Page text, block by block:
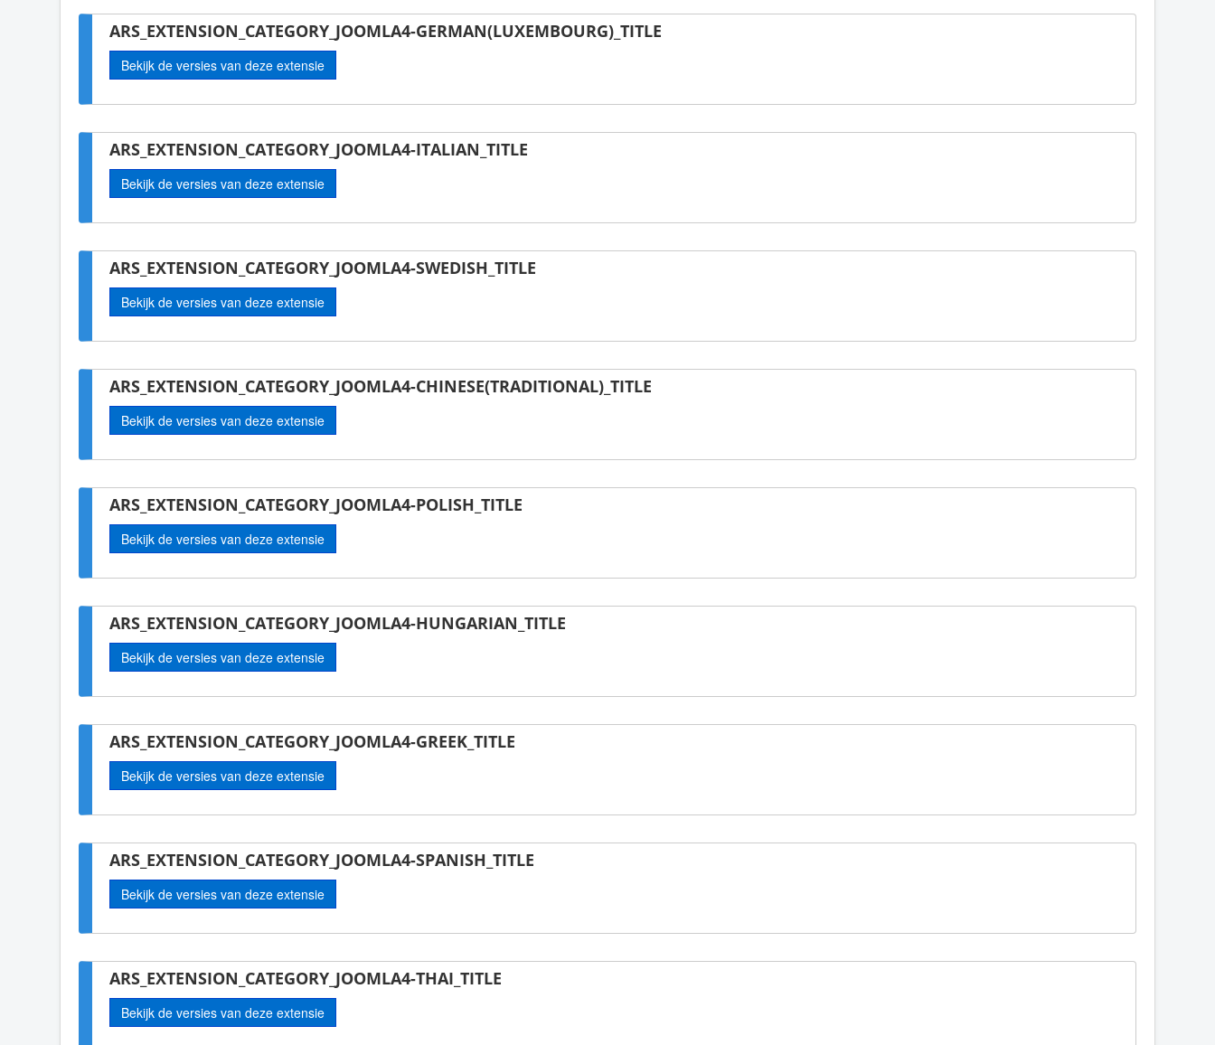
ARS_EXTENSION_CATEGORY_JOOMLA4-GERMAN(LUXEMBOURG)_TITLE
Bekijk de versies van deze extensie
ARS_EXTENSION_CATEGORY_JOOMLA4-ITALIAN_TITLE
Bekijk de versies van deze extensie
ARS_EXTENSION_CATEGORY_JOOMLA4-SWEDISH_TITLE
Bekijk de versies van deze extensie
ARS_EXTENSION_CATEGORY_JOOMLA4-CHINESE(TRADITIONAL)_TITLE
Bekijk de versies van deze extensie
ARS_EXTENSION_CATEGORY_JOOMLA4-POLISH_TITLE
Bekijk de versies van deze extensie
ARS_EXTENSION_CATEGORY_JOOMLA4-HUNGARIAN_TITLE
Bekijk de versies van deze extensie
ARS_EXTENSION_CATEGORY_JOOMLA4-GREEK_TITLE
Bekijk de versies van deze extensie
ARS_EXTENSION_CATEGORY_JOOMLA4-SPANISH_TITLE
Bekijk de versies van deze extensie
ARS_EXTENSION_CATEGORY_JOOMLA4-THAI_TITLE
Bekijk de versies van deze extensie